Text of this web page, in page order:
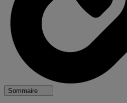
Sommaire